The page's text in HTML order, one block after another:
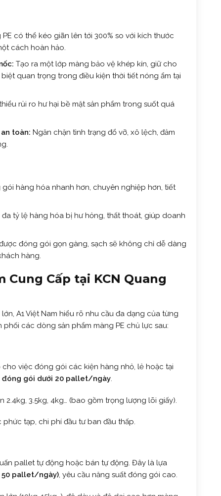
PE có thể kéo giãn lên tới 300% so với kích thước
cách hoàn hảo.
Tạo ra một lớp màng bảo vệ khép kín, giữ cho
quan trọng trong điều kiện thời tiết nóng ẩm tại
rủi ro hư hại bề mặt sản phẩm trong suốt quá
toàn: Ngăn chặn tình trạng đổ vỡ, xô lệch, đảm
gói hàng hóa nhanh hơn, chuyên nghiệp hơn, tiết
đa tỷ lệ hàng hóa bị hư hỏng, thất thoát, giúp doanh
đóng gói gọn gàng, sạch sẽ không chỉ dễ dàng
hàng.
Cung Cấp tại KCN Quang
A1 Việt Nam hiểu rõ nhu cầu đa dạng của từng
các dòng sản phẩm màng PE chủ lực sau:
việc đóng gói các kiện hàng nhỏ, lẻ hoặc tại
đóng gói dưới 20 pallet/ngày.
2.4kg, 3.5kg, 4kg… (bao gồm trọng lượng lõi giấy).
tạp, chi phí đầu tư ban đầu thấp.
pallet tự động hoặc bán tự động. Đây là lựa
50 pallet/ngày), yêu cầu năng suất đóng gói cao.